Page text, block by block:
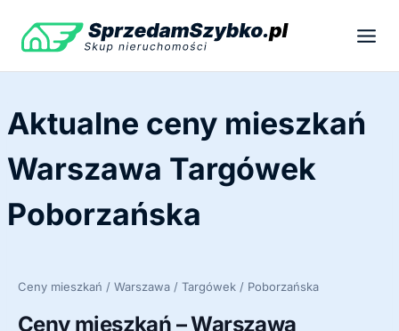
treści
Aktualne ceny mieszkań
Warszawa Targówek
Poborzańska
Ceny mieszkań / Warszawa / Targówek / Poborzańska
Ceny mieszkań – Warszawa